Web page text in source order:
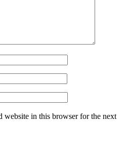
website in this browser for the next